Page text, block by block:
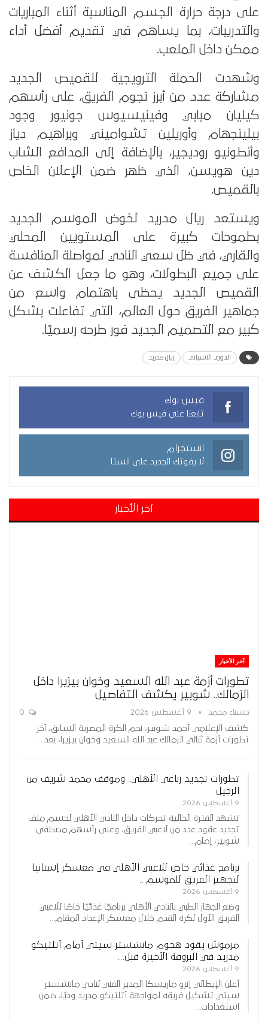
على درجة حرارة الجسم المناسبة أثناء المباريات
والتدريبات، بما يساهم في تقديم أفضل أداء
ممكن داخل الملعب.
وشهدت الحملة الترويجية للقميص الجديد
مشاركة عدد من أبرز نجوم الفريق، على رأسهم
كيليان مبابي وفينيسيوس جونيور وجود
بيلينجهام وأوريلين تشواميني وبراهيم دياز
وأنطونيو روديجير، بالإضافة إلى المدافع الشاب
دين هويسن، الذي ظهر ضمن الإعلان الخاص
بالقميص.
ويستعد ريال مدريد لخوض الموسم الجديد
بطموحات كبيرة على المستويين المحلي
والقاري، في ظل سعي النادي لمواصلة المنافسة
على جميع البطولات، وهو ما جعل الكشف عن
القميص الجديد يحظى باهتمام واسع من
جماهير الفريق حول العالم، التي تفاعلت بشكل
كبير مع التصميم الجديد فور طرحه رسميًا.
الدوري الاسباني ريال مدريد
فيس بوك
تابعنا على فيس بوك
انستجرام
لا يفوتك الجديد على انستا
آخر الأخبار
آخر الأخبار
تطورات أزمة عبد الله السعيد وخوان بيزيرا داخل
الزمالك.. شوبير يكشف التفاصيل
حسناء محمد 9 أغسطس 2026
كشف الإعلامي أحمد شوبير، نجم الكرة المصرية السابق، آخر
تطورات أزمة ثنائي الزمالك عبد الله السعيد وخوان بيزيرا، بعد…
تطورات تجديد رباعي الأهلي.. وموقف محمد شريف من
الرحيل
9 أغسطس 2026
تشهد الفترة الحالية تحركات داخل النادي الأهلي لحسم ملف
تجديد عقود عدد من لاعبي الفريق، وعلى رأسهم مصطفى
شوبير، إمام…
برنامج غذائي خاص للاعبي الأهلي في معسكر إسبانيا
لتجهيز الفريق للموسم…
9 أغسطس 2026
وضع الجهاز الطبي بالنادي الأهلي برنامجًا غذائيًا خاصًا للاعبي
الفريق الأول لكرة القدم خلال معسكر الإعداد المقام…
مرموش يقود هجوم مانشستر سيتي أمام أتلتيكو
مدريد في البروفة الأخيرة قبل…
9 أغسطس 2026
أعلن الإيطالي إنزو ماريسكا المدير الفني لنادي مانشستر
سيتي تشكيل فريقه لمواجهة أتلتيكو مدريد وديًا، ضمن
استعدادات…